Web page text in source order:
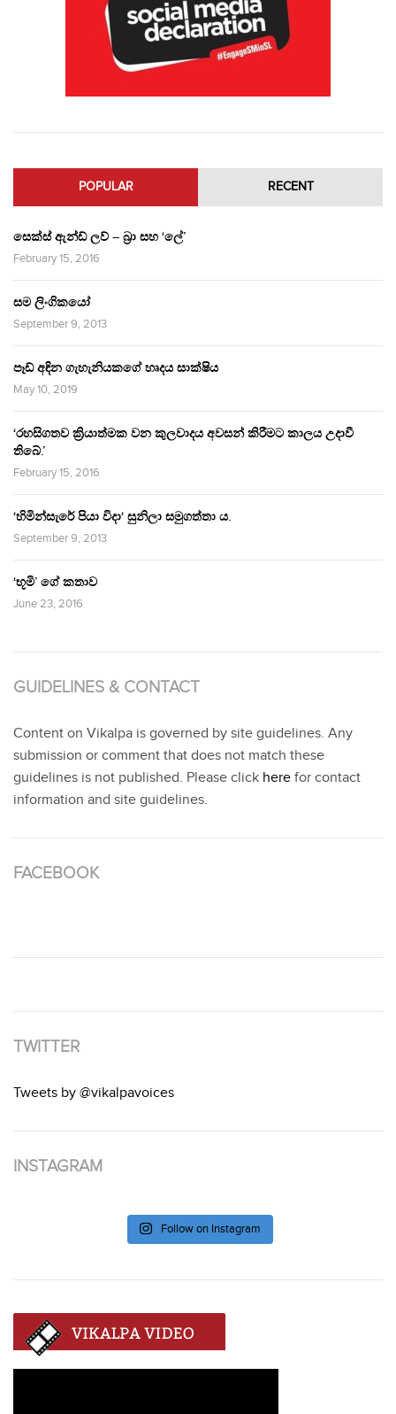
POPULAR RECENT
සෙක්ස් ඇන්ඩ් ලව් – බ්‍රා සහ ‘ලේ’
February 15, 2016
සම ලිංගිකයෝ
September 9, 2013
පෑඩ් අඳින ගැහැනියකගේ හෘදය සාක්ෂිය
May 10, 2019
‘රහසිගතව ක්‍රියාත්මක වන කුලවාදය අවසන් කිරීමට කාලය උදාවී
තිබේ.’
February 15, 2016
‘හිමින්සැරේ පියා විදා‘ සුනිලා සමුගත්තා ය.
September 9, 2013
‘භූමි’ ගේ කතාව
June 23, 2016
GUIDELINES & CONTACT
Content on Vikalpa is governed by site guidelines. Any
submission or comment that does not match these
guidelines is not published. Please click here for contact
information and site guidelines.
FACEBOOK
TWITTER
Tweets by @vikalpavoices
INSTAGRAM
Follow on Instagram